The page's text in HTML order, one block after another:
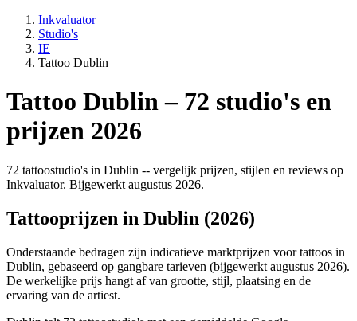
Inkvaluator
Studio's
IE
Tattoo Dublin
Tattoo Dublin – 72 studio's en
prijzen 2026
72 tattoostudio's in Dublin -- vergelijk prijzen, stijlen en reviews op
Inkvaluator. Bijgewerkt augustus 2026.
Tattooprijzen in Dublin (2026)
Onderstaande bedragen zijn indicatieve marktprijzen voor tattoos in
Dublin, gebaseerd op gangbare tarieven (bijgewerkt augustus 2026).
De werkelijke prijs hangt af van grootte, stijl, plaatsing en de
ervaring van de artiest.